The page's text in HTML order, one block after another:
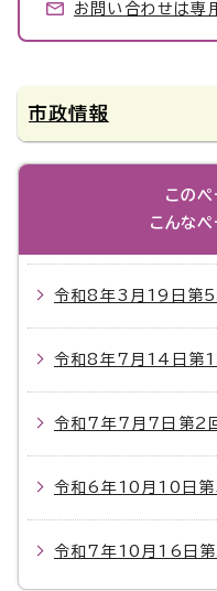
お問い合わせは専
市政情報
この
こんな
令和8年3月19日第5
令和8年7月14日第1
令和7年7月7日第2
令和6年10月10日第
令和7年10月16日第